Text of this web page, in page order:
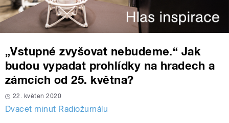
„Vstupné zvyšovat nebudeme.“ Jak
budou vypadat prohlídky na hradech a
zámcích od 25. května?
22. květen 2020
Dvacet minut Radiožurnálu